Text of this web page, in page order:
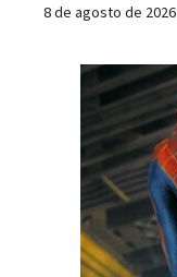
8 de agosto de 2026